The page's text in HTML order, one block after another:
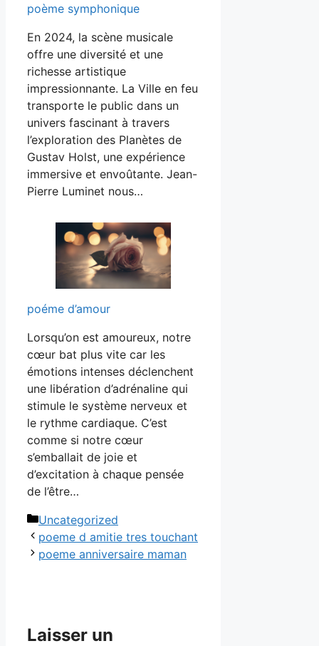
poème symphonique
En 2024, la scène musicale
offre une diversité et une
richesse artistique
impressionnante. La Ville en feu
transporte le public dans un
univers fascinant à travers
l’exploration des Planètes de
Gustav Holst, une expérience
immersive et envoûtante. Jean-
Pierre Luminet nous…
poéme d’amour
Lorsqu’on est amoureux, notre
cœur bat plus vite car les
émotions intenses déclenchent
une libération d’adrénaline qui
stimule le système nerveux et
le rythme cardiaque. C’est
comme si notre cœur
s’emballait de joie et
d’excitation à chaque pensée
de l’être…
Catégories
Uncategorized
poeme d amitie tres touchant
poeme anniversaire maman
Laisser un